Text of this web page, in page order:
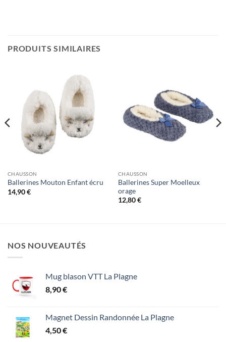
PRODUITS SIMILAIRES
CHAUSSON
Ballerines Mouton Enfant écru
14,90€
CHAUSSON
Ballerines Super Moelleux
orage
12,80€
NOS NOUVEAUTÉS
Mug blason VTT La Plagne
8,90€
Magnet Dessin Randonnée La Plagne
4,50€